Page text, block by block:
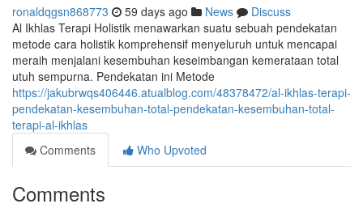
ronaldqgsn868773 59 days ago News
Discuss
Al Ikhlas Terapi Holistik menawarkan suatu sebuah pendekatan
metode cara holistik komprehensif menyeluruh untuk mencapai
meraih menjalani kesembuhan keseimbangan kemerataan total
utuh sempurna. Pendekatan ini Metode
https://jakubrwqs406446.atualblog.com/48378472/al-ikhlas-terapi-
pendekatan-kesembuhan-total-pendekatan-kesembuhan-total-
terapi-al-ikhlas
Comments
Who Upvoted
Comments